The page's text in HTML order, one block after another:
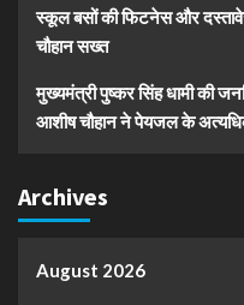
स्कूल बसों की फिटनेस और
चौहान सख्त
मुख्यमंत्री पुष्कर सिंह धामी की
आशीष चौहान ने पेयजल के
Archives
August 2026